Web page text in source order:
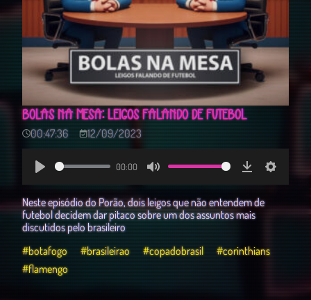
BOLAS NA MESA: LEIGOS FALANDO DE FUTEBOL
00:47:36 12/09/2023
00:00
Mute DownloadSettings
Neste episódio do Porão, dois leigos que não entendem de
futebol decidem dar pitaco sobre um dos assuntos mais
discutidos pelo brasileiro
#botafogo
#brasileirao #copadobrasil
#corinthians
#flamengo